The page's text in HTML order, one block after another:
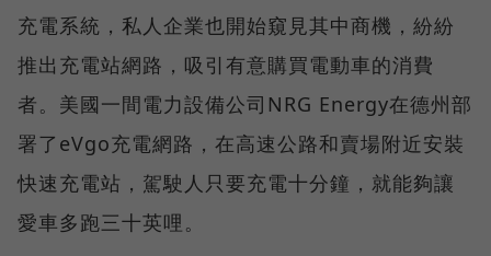
充電系統，私人企業也開始窺見其中商機，紛紛
推出充電站網路，吸引有意購買電動車的消費
者。美國一間電力設備公司NRG Energy在德州部
署了eVgo充電網路，在高速公路和賣場附近安裝
快速充電站，駕駛人只要充電十分鐘，就能夠讓
愛車多跑三十英哩。